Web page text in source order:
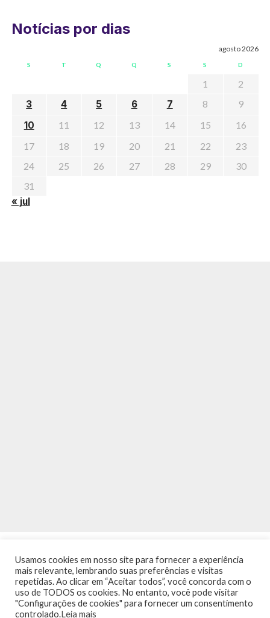
Notícias por dias
agosto 2026
S T Q Q S S D
1
2
3
4 5 6 7 8
9
10
11 12 13 14 15
16
17
18 19 20 21 22
23
24
25 26 27 28 29
30
31
« jul
INÍCIO NOTÍCIAS
Usamos cookies em nosso site para fornecer a experiência
mais relevante, lembrando suas preferências e visitas
repetidas. Ao clicar em “Aceitar todos”, você concorda com o
uso de TODOS os cookies. No entanto, você pode visitar
"Configurações de cookies" para fornecer um consentimento
controlado.Leia mais